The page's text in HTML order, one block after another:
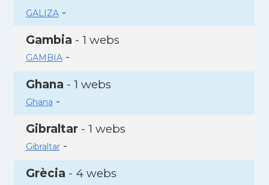
GALIZA-
Gambia - 1 webs
GAMBIA-
Ghana - 1 webs
Ghana -
Gibraltar- 1 webs
Gibraltar-
Grècia - 4 webs